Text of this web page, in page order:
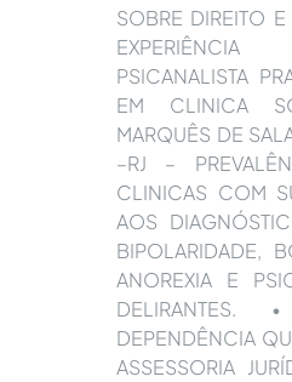
SOBRE DIREITO
PSICANALISTA
EM CLINICA
MARQUÊS DE
–RJ –
CLINICAS COM
AOS
BIPOLARIDADE,
ANOREXIA E
DELIRANTES.
DEPENDÊNCIA
ASSESSORIA